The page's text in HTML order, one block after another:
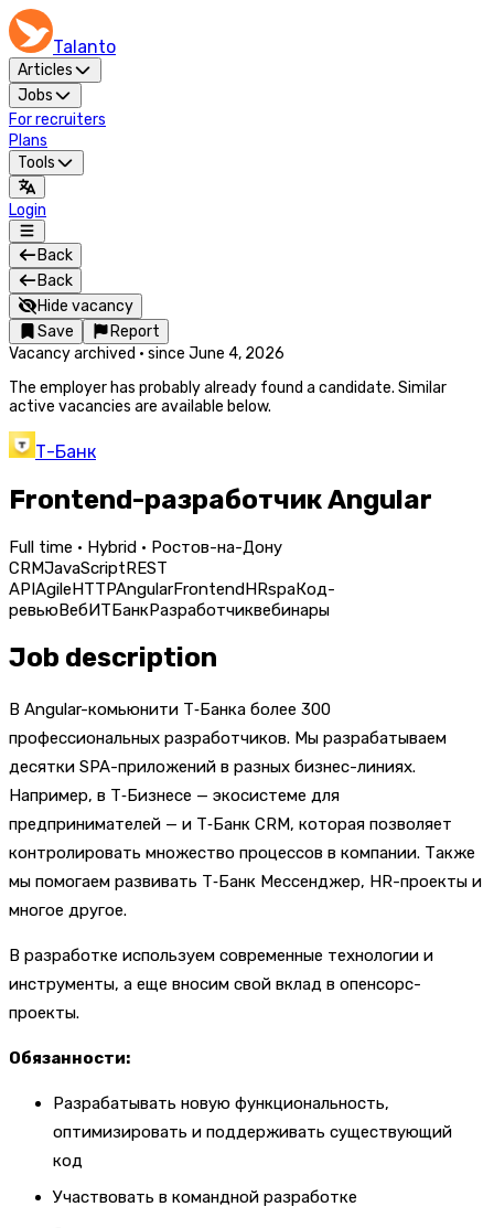
Talanto
Articles
Jobs
For recruiters
Plans
Tools
Login
Back
Back
Hide vacancy
Save
Report
Vacancy archived · since June 4, 2026
The employer has probably already found a candidate. Similar
active vacancies are available below.
Т-Банк
Frontend-разработчик Angular
Full time · Hybrid · Ростов-на-Дону
CRMJavaScriptREST
APIAgileHTTPAngularFrontendHRspaКод-
ревьюВебИТБанкРазработчиквебинары
Job description
В Angular-комьюнити Т‑Банка более 300
профессиональных разработчиков. Мы разрабатываем
десятки SPA-приложений в разных бизнес-линиях.
Например, в Т‑Бизнесе — экосистеме для
предпринимателей — и Т‑Банк CRM, которая позволяет
контролировать множество процессов в компании. Также
мы помогаем развивать Т‑Банк Мессенджер, HR-проекты и
многое другое.
В разработке используем современные технологии и
инструменты, а еще вносим свой вклад в опенсорс-
проекты.
Обязанности:
Разрабатывать новую функциональность,
оптимизировать и поддерживать существующий
код
Участвовать в командной разработке